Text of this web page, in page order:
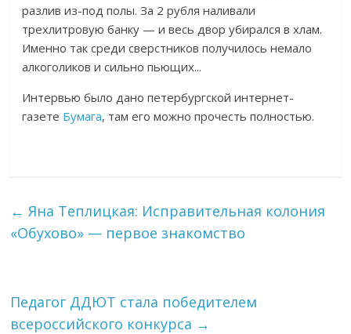
разлив из-под полы. За 2 рубля наливали
трехлитровую банку — и весь двор убирался в хлам.
Именно так среди сверстников получилось немало
алкоголиков и сильно пьющих...
Интервью было дано петербургской интернет-
газете Бумага, там его можно прочесть полностью.
← Яна Теплицкая: Исправительная колония
«Обухово» — первое знакомство
Педагог ДДЮТ стала победителем
всероссийского конкурса →